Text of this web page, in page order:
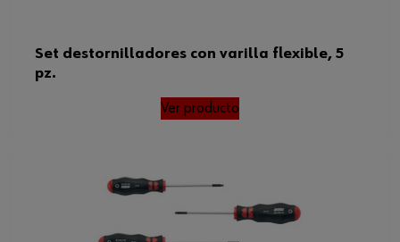
Set destornilladores con varilla flexible, 5
pz.
Ver producto